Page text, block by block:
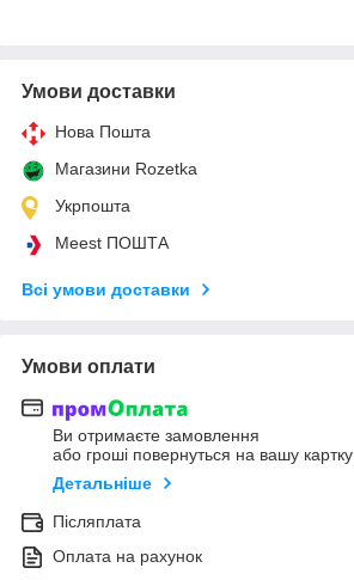
Умови доставки
Нова Пошта
Магазини Rozetka
Укрпошта
Meest ПОШТА
Всі умови доставки
Умови оплати
Ви отримаєте замовлення
або гроші повернуться на вашу картку
Детальніше
Післяплата
Оплата на рахунок